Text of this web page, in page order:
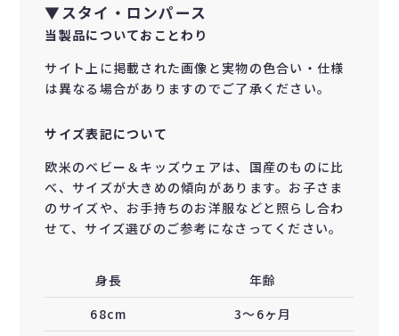
▼スタイ・ロンパース
当製品についておことわり
サイト上に掲載された画像と実物の色合い・仕様
は異なる場合がありますのでご了承ください。
サイズ表記について
欧米のベビー＆キッズウェアは、国産のものに比
べ、サイズが大きめの傾向があります。お子さま
のサイズや、お手持ちのお洋服などと照らし合わ
せて、サイズ選びのご参考になさってください。
身長
年齢
68cm
3〜6ヶ月